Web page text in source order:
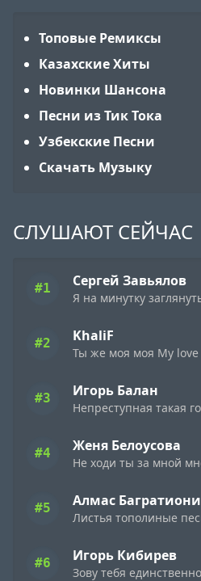
Топовые Ремиксы
Казахские Хиты
Новинки Шансона
Песни из Тик Тока
Узбекские Песни
Скачать Музыку
СЛУШАЮТ СЕЙЧАС
#1 Сергей Завьялов
#2 KhaliF
Ты же моя моя My love
#3 Игорь Балан
#4 Женя Белоусова
#5 Алмас Багратиони
#6 Игорь Кибирев